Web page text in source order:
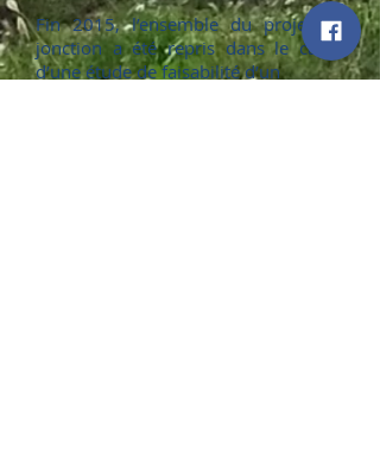
Fin 2015, l’ensemble du projet de
jonction a été repris dans le cadre
d’une étude de faisabilité d’un